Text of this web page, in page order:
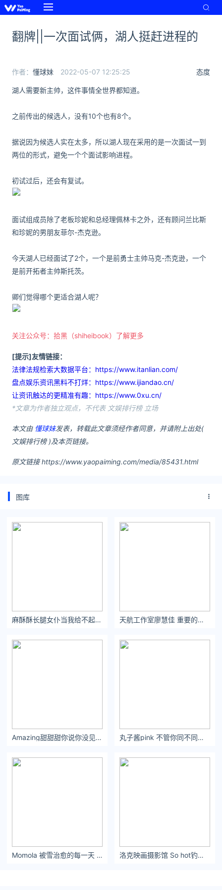
翻牌||一次面试俩，湖人挺赶进程的
态度
作者： 懂球妹 2022-05-07 12:25:25
湖人需要新主帅，这件事情全世界都知道。
之前传出的候选人，没有10个也有8个。
据说因为候选人实在太多，所以湖人现在采用的是一次面试一到
两位的形式，避免一个个面试影响进程。
初试过后，还会有复试。
面试组成员除了老板珍妮和总经理佩林卡之外，还有顾问兰比斯
和珍妮的男朋友菲尔-杰克逊。
今天湖人已经面试了2个，一个是前勇士主帅马克-杰克逊，一个
是前开拓者主帅斯托茨。
卿们觉得哪个更适合湖人呢？
关注公众号：拾黑（shiheibook）了解更多
[提示]友情链接：
法律法规检索大数据平台：https://www.itanlian.com/
盘点娱乐资讯黑料不打烊：https://www.ijiandao.cn/
让资讯触达的更精准有趣：https://www.0xu.cn/
*文章为作者独立观点，不代表 文娱排行榜 立场
本文由 懂球妹发表，转载此文章须经作者同意，并请附上出处(
文娱排行榜 )及本页链接。
原文链接 https://www.yaopaiming.com/media/85431.html
图库
麻酥酥长腿女仆当我给不起的时候我所能做的只剩离开。 天航工作室廖慧佳 重要的不是花 是仪式感 是被人惦记 是被爱
Amazing甜甜甜你说你没见过我的眼泪，我说，那是因为你没进过我的心。 丸子酱pink 不管你同不同意，最有魅力及耐看的单品很可能是白衬衫
Momola 被雪治愈的每一天 - 小红书 洛克映画摄影馆 So hot钓系腿精辣妹纯欲御姐风拍照姿势 - 小红书